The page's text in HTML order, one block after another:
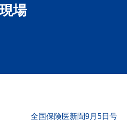
場
全国保険医新聞9月5日号